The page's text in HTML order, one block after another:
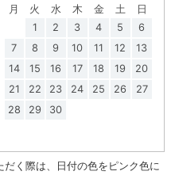
月 火 水 木 金 土
日
1
2 3 4 5
6
7
8 9 10 11 12
13
14
15 16 17 18 19
20
21
22 23 24 25 26
27
28
29 30
く際は、日付の色をピンク色に